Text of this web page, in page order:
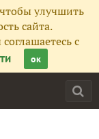
улучшить
сайта.
с
ок